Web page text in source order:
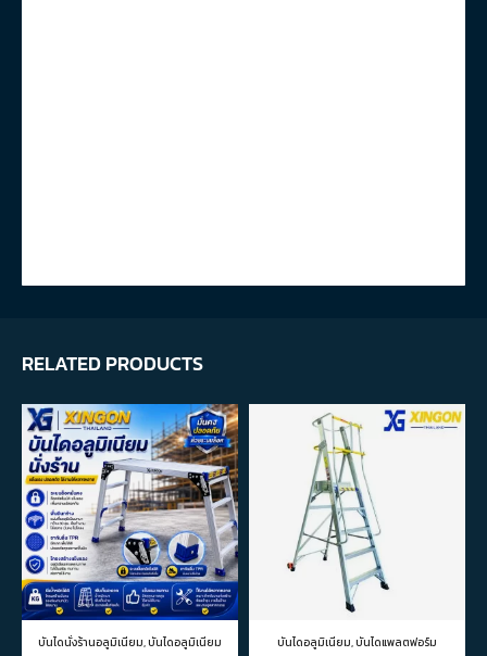
RELATED PRODUCTS
บันไดนั่งร้านอลูมิเนียม,บันไดอลูมิเนียม บันไดอลูมิเนียม,บันไดแพลตฟอร์ม